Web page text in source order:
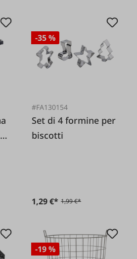
-35 %
#FA130154
Set di 4 formine per
biscotti
1,29 €* 1,99 €*
-19 %